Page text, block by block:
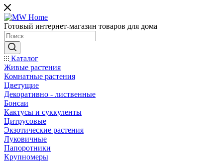
Готовый интернет-магазин товаров для дома
Каталог
Живые растения
Комнатные растения
Цветущие
Декоративно - лиственные
Бонсаи
Кактусы и суккуленты
Цитрусовые
Экзотические растения
Луковичные
Папоротники
Крупномеры